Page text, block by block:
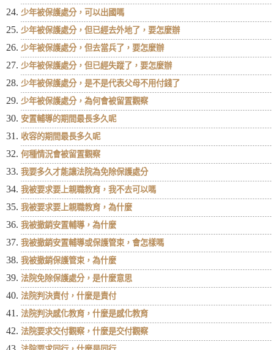
少年被保護處分，可以出國嗎
少年被保護處分，但已經去外地了，要怎麼辦
少年被保護處分，但去當兵了，要怎麼辦
少年被保護處分，但已經失蹤了，要怎麼辦
少年被保護處分，是不是代表父母不用付錢了
少年被保護處分，為何會被留置觀察
安置輔導的期間最長多久呢
收容的期間最長多久呢
何種情況會被留置觀察
我要多久才能讓法院為免除保護處分
我被要求要上親職教育，我不去可以嗎
我被要求要上親職教育，為什麼
我被撤銷安置輔導，為什麼
我被撤銷安置輔導或保護管束，會怎樣嗎
我被撤銷保護管束，為什麼
法院免除保護處分，是什麼意思
法院判決責付，什麼是責付
法院判決感化教育，什麼是感化教育
法院要求交付觀察，什麼是交付觀察